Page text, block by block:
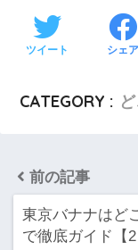
ツイート シェア
CATEGORY :
前の記事
東京バナナはど
で徹底ガイド【